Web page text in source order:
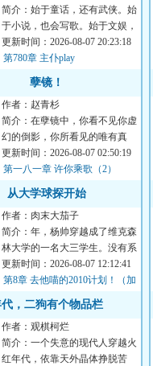
简介：始于童话，还有武侠。始
于小说，也会写歌。始于文娱，
不止文娱。始于内地，放眼全
球！既然重回人间...
更新时间：2026-08-07 20:23:18
第780章 主仆play
孽镜！
作者：赵青杉
简介：在孽镜中，你看不见你虚
幻的倒影，你所看见的唯有真
实。...
更新时间：2026-08-07 02:50:19
第一八一章 许你乘歌（2）
从大学球探开始
作者：肉末大茄子
简介：年，杨帅穿越成了维克森
林大学的一名大三学生。没有系
统，没有天赋，他唯一比其他人
多知道的，是未...
更新时间：2026-08-07 12:12:41
第8章 去他喵的2010计划！（加
，二狗有个物品栏
作者：观棋柯烂
简介：一个失意的现代人穿越火
红年代，依靠天外晶体挣脱苦